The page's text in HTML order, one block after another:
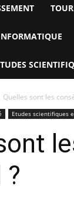
Quelles sont les
Etudes scientifiques